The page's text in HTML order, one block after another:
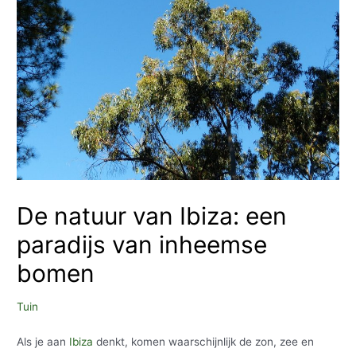
De natuur van Ibiza: een
paradijs van inheemse
bomen
Tuin
Als je aan Ibiza denkt, komen waarschijnlijk de zon, zee en